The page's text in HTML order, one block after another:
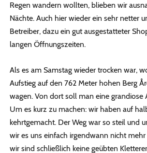
Regen wandern wollten, blieben wir
Nächte. Auch hier wieder ein sehr netter
Betreiber, dazu ein gut ausgestatteter
langen Öffnungszeiten.
Als es am Samstag wieder trocken war,
Aufstieg auf den 762 Meter hohen Berg
wagen. Von dort soll man eine grandiose
Um es kurz zu machen: wir haben auf
kehrtgemacht. Der Weg war so steil und
wir es uns einfach irgendwann nicht
wir sind schließlich keine geübten